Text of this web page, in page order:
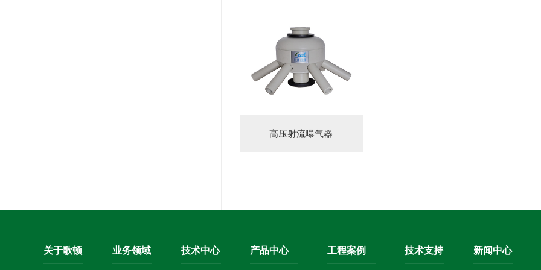
高压射流曝气器
关于歌顿 业务领域 技术中心 产品中心 工程案例 技术支持 新闻中心